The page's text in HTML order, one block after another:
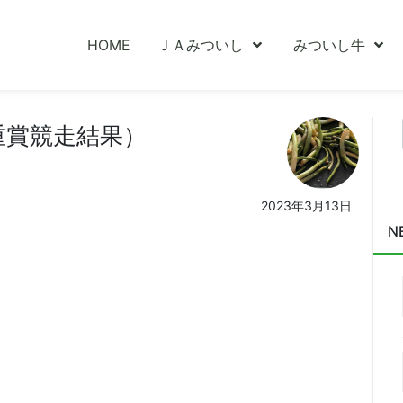
HOME ＪＡみついし みついし牛
競走結果）
2023年3月13日